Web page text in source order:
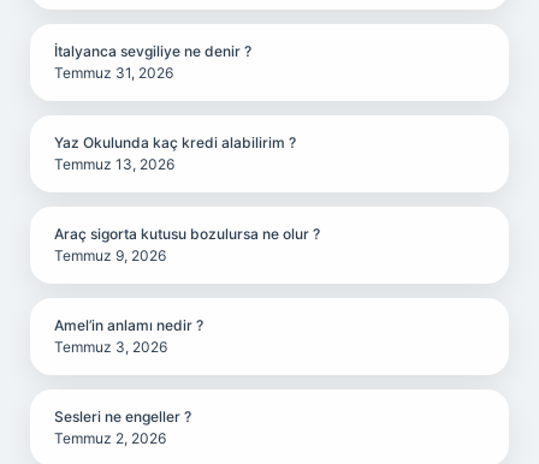
İtalyanca sevgiliye ne denir ?
Temmuz 31, 2026
Yaz Okulunda kaç kredi alabilirim ?
Temmuz 13, 2026
Araç sigorta kutusu bozulursa ne olur ?
Temmuz 9, 2026
Amel’in anlamı nedir ?
Temmuz 3, 2026
Sesleri ne engeller ?
Temmuz 2, 2026